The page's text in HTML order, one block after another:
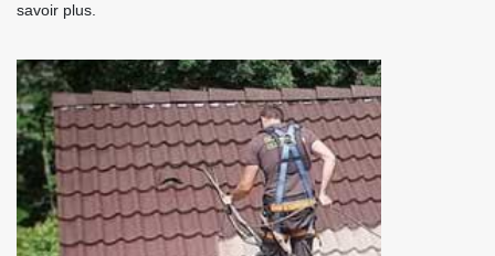
savoir plus.